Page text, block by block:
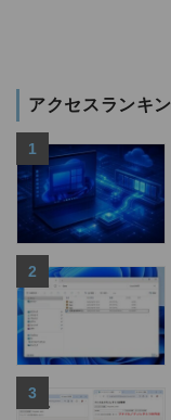
アクセスランキ